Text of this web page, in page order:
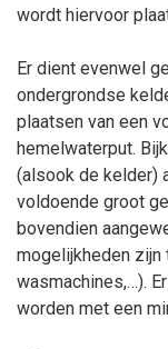
wordt hiervoor
Er dient evenwel
ondergrondse
plaatsen van een
hemelwaterput.
(alsook de kelder)
voldoende groot
bovendien
mogelijkheden
wasmachines,…).
worden met een